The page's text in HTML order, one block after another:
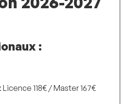
:
118€ / Master 167€